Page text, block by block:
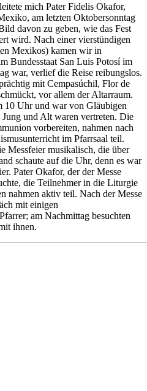
mich Pater Fidelis Okafor,
am letzten Oktobersonntag
davon zu geben, wie das Fest
wird. Nach einer vierstündigen
Mexikos) kamen wir in
Bundesstaat San Luis Potosí im
war, verlief die Reise reibungslos.
mit Cempasúchil, Flor de
vor allem der Altarraum.
10 Uhr und war von Gläubigen
und Alt waren vertreten. Die
vorbereiten, nahmen nach
im Pfarrsaal teil.
Messfeier musikalisch, die über
schaute auf die Uhr, denn es war
Pater Okafor, der der Messe
die Teilnehmer in die Liturgie
nahmen aktiv teil. Nach der Messe
mit einigen
am Nachmittag besuchten
ihnen.